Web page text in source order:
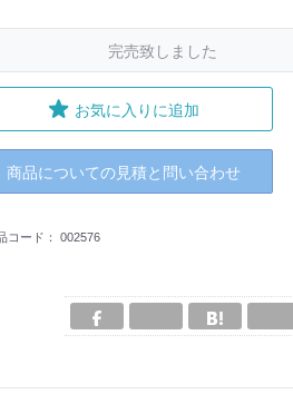
完売致しました
お気に入りに追加
商品についての見積と問い合わせ
コード： 002576